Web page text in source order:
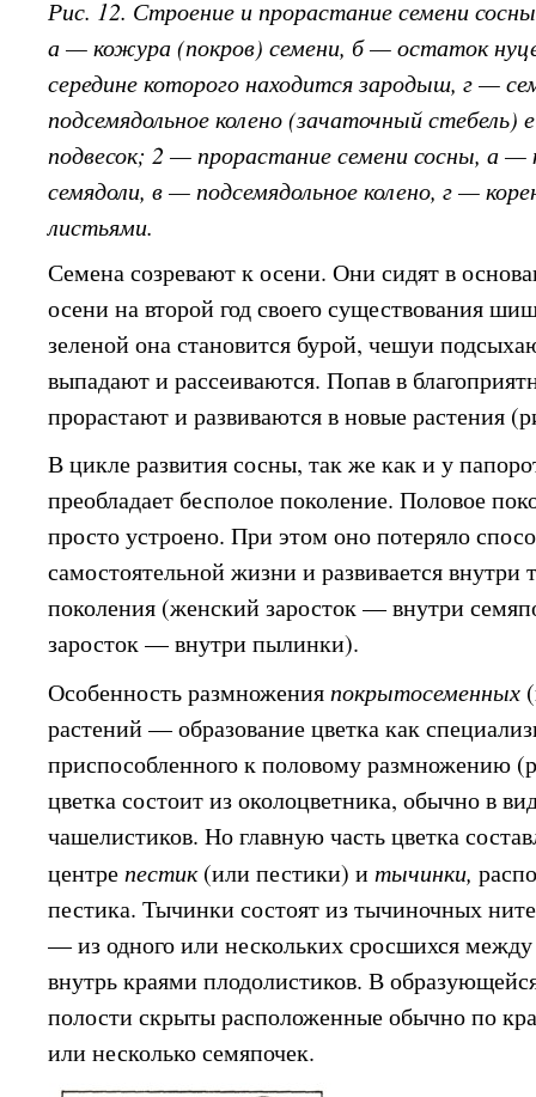
Рис. 12. Строение и прорастание семени
а — кожура (покров) семени, б — остаток
середине которого находится зародыш, г —
подсемядольное колено (зачаточный
подвесок; 2 — прорастание семени сосны, а
семядоли, в — подсемядольное колено, г —
листьями.
Семена созревают к осени. Они сидят в
осени на второй год своего существования
зеленой она становится бурой, чешуи
выпадают и рассеиваются. Попав в
прорастают и развиваются в новые растения
В цикле развития сосны, так же как и у
преобладает бесполое поколение. Половое
просто устроено. При этом оно потеряло
самостоятельной жизни и развивается внутри
поколения (женский заросток — внутри
заросток — внутри пылинки).
Особенность размноженияпокрытосеменных
растений — образование цветка как
приспособленного к половому размножению
цветка состоит из околоцветника, обычно в
чашелистиков. Но главную часть цветка
центрепестик(или пестики) итычинки,
пестика. Тычинки состоят из тычиночных
— из одного или нескольких сросшихся
внутрь краями плодолистиков. В
полости скрыты расположенные обычно по
или несколько семяпочек.